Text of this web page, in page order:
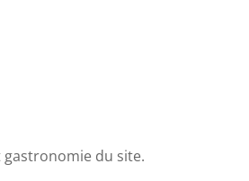
du site.